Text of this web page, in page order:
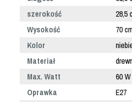
szerokość
28,5
Wysokość
70
Kolor
Materiał
Max. Watt
60 W
Oprawka
E27